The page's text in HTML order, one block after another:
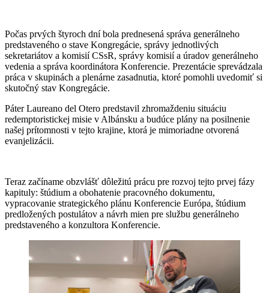
Počas prvých štyroch dní bola prednesená správa generálneho
predstaveného o stave Kongregácie, správy jednotlivých
sekretariátov a komisií CSsR, správy komisií a úradov generálneho
vedenia a správa koordinátora Konferencie. Prezentácie sprevádzala
práca v skupinách a plenárne zasadnutia, ktoré pomohli uvedomiť si
skutočný stav Kongregácie.
Páter Laureano del Otero predstavil zhromaždeniu situáciu
redemptoristickej misie v Albánsku a budúce plány na posilnenie
našej prítomnosti v tejto krajine, ktorá je mimoriadne otvorená
evanjelizácii.
Teraz začíname obzvlášť dôležitú prácu pre rozvoj tejto prvej fázy
kapituly: štúdium a obohatenie pracovného dokumentu,
vypracovanie strategického plánu Konferencie Európa, štúdium
predložených postulátov a návrh mien pre službu generálneho
predstaveného a konzultora Konferencie.